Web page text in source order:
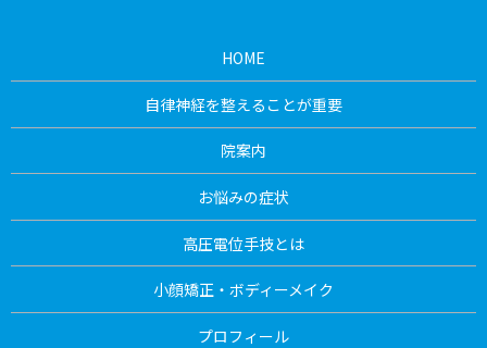
HOME
自律神経を整えることが重要
院案内
お悩みの症状
高圧電位手技とは
小顔矯正・ボディーメイク
プロフィール